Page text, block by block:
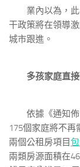
業內以為，此
干政策將在領導
城市跟進。
多孩家庭直
依據《通知佈
175個家庭將不
兩個公租房項目
兩類房源面積在